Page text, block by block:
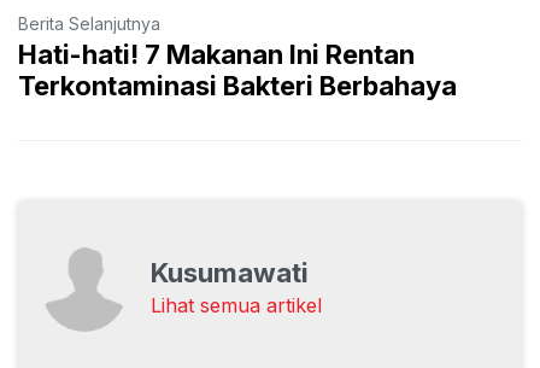
Berita Selanjutnya
Hati-hati! 7 Makanan Ini Rentan
Terkontaminasi Bakteri Berbahaya
Kusumawati
Lihat semua artikel